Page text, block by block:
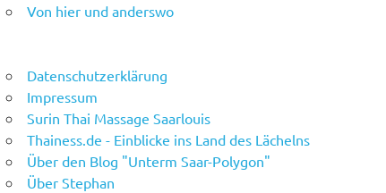
Von hier und anderswo
Datenschutzerklärung
Impressum
Surin Thai Massage Saarlouis
Thainess.de - Einblicke ins Land des Lächelns
Über den Blog "Unterm Saar-Polygon"
Über Stephan